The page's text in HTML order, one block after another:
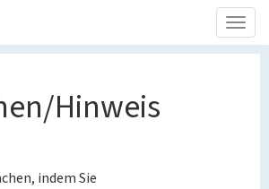
Hinweis
indem Sie